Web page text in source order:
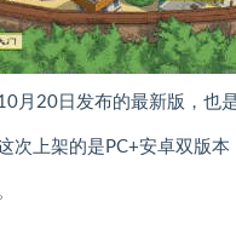
月20日发布的最新版，也
次上架的是PC+安卓双版本